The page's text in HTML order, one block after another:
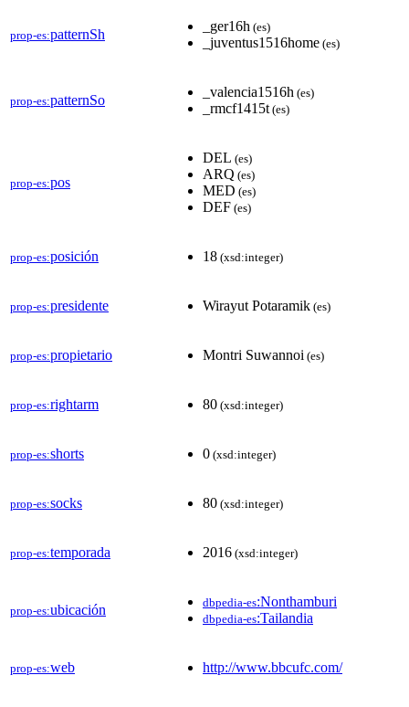
prop-es:patternSh
_ger16h (es)
_juventus1516home (es)
prop-es:patternSo
_valencia1516h (es)
_rmcf1415t (es)
prop-es:pos
DEL (es)
ARQ (es)
MED (es)
DEF (es)
prop-es:posición 18 (xsd:integer)
prop-es:presidente Wirayut Potaramik (es)
prop-es:propietario Montri Suwannoi (es)
prop-es:rightarm 80 (xsd:integer)
prop-es:shorts 0 (xsd:integer)
prop-es:socks 80 (xsd:integer)
prop-es:temporada 2016 (xsd:integer)
prop-es:ubicación dbpedia-es:Nonthamburi
dbpedia-es:Tailandia
prop-es:web http://www.bbcufc.com/